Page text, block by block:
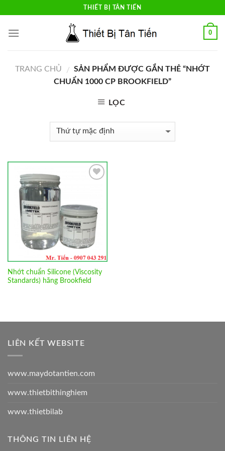
content
THIẾT BỊ TÂN TIẾN
0
TRANG CHỦ / SẢN PHẨM ĐƯỢC GẮN THẺ “NHỚT
CHUẨN 1000 CP BROOKFIELD”
LỌC
Nhớt chuẩn Silicone (Viscosity
Standards) hãng Brookfield
LIÊN KẾT WEBSITE
www.maydotantien.com
www.thietbithinghiem
www.thietbilab
THÔNG TIN LIÊN HỆ